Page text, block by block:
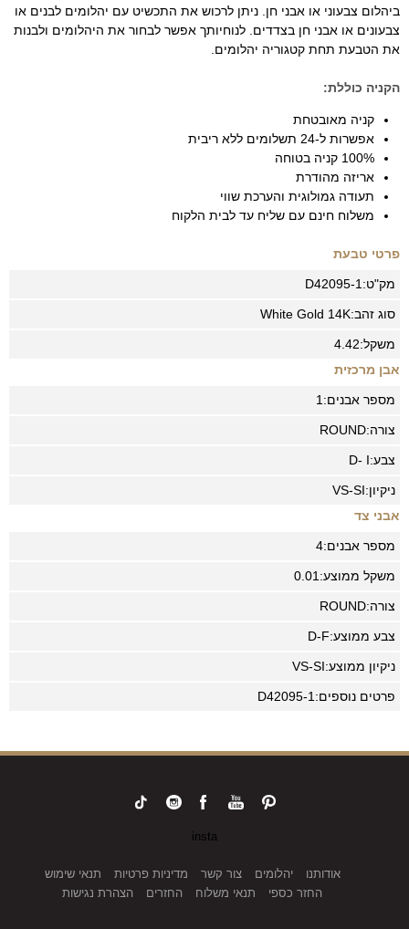
ביהלום צבעוני או אבני חן. ניתן לרכוש את התכשיט עם יהלומים לבנים או
צבעונים או אבני חן בצדדים. לנוחיותך אפשר לבחור את היהלומים ולבנות
את הטבעת תחת קטגוריה יהלומים.
הקניה כוללת:
קניה מאובטחת
אפשרות ל-24 תשלומים ללא ריבית
100% קניה בטוחה
אריזה מהודרת
תעודה גמולוגית והערכת שווי
משלוח חינם עם שליח עד לבית הלקוח
פרטי טבעת
מק"ט: D42095-1
סוג זהב: White Gold 14K
משקל:4.42
אבן מרכזית
מספר אבנים: 1
צורה:ROUND
צבע:D- I
ניקיון:VS-SI
אבני צד
מספר אבנים:4
משקל ממוצע: 0.01
צורה:ROUND
צבע ממוצע:D-F
ניקיון ממוצע:VS-SI
פרטים נוספים: D42095-1
insta
אודותנו יהלומים צור קשר מדיניות פרטיות
תנאי שימוש
החזר כספי
תנאי משלוח החזרים הצהרת נגישות